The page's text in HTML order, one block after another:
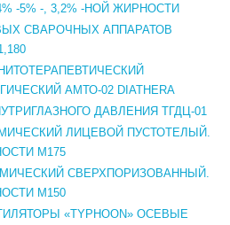
-5% -, 3,2% -НОЙ ЖИРНОСТИ
СВАРОЧНЫХ АППАРАТОВ
АМТО-02 DIATHERA
ДАВЛЕНИЯ ТГДЦ-01
ЛИЦЕВОЙ ПУСТОТЕЛЫЙ.
М175
СВЕРХПОРИЗОВАННЫЙ.
М150
«TYPHOON» ОСЕВЫЕ